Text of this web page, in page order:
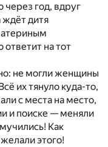
через год, вдруг
ждёт дитя
ответит на тот
не могли женщины
их тянуло куда-то,
с места на место,
и поиске — меняли
Как
этого!